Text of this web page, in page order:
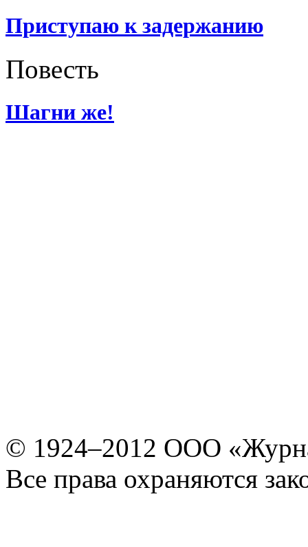
Приступаю к задержанию
Повесть
Шагни же!
© 1924–2012 ООО
Все права охраняются